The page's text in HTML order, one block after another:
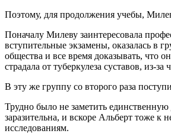
Поэтому, для продолжения учебы,
Поначалу Милеву заинтересовала
вступительные экзамены, оказалась в
общества и все время доказывать, что
страдала от туберкулеза суставов, из-
В эту же группу со второго раза
Трудно было не заметить
заразительна, и вскоре Альберт тоже
исследованиям.